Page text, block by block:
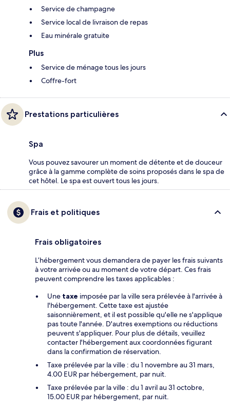
Service de champagne
Service local de livraison de repas
Eau minérale gratuite
Plus
Service de ménage tous les jours
Coffre-fort
Prestations particulières
Spa
Vous pouvez savourer un moment de détente et de douceur
grâce à la gamme complète de soins proposés dans le spa de
cet hôtel. Le spa est ouvert tous les jours.
Frais et politiques
Frais obligatoires
L’hébergement vous demandera de payer les frais suivants
à votre arrivée ou au moment de votre départ. Ces frais
peuvent comprendre les taxes applicables :
Une taxe imposée par la ville sera prélevée à l'arrivée à
l'hébergement. Cette taxe est ajustée
saisonnièrement, et il est possible qu'elle ne s'applique
pas toute l'année. D'autres exemptions ou réductions
peuvent s'appliquer. Pour plus de détails, veuillez
contacter l'hébergement aux coordonnées figurant
dans la confirmation de réservation.
Taxe prélevée par la ville : du 1 novembre au 31 mars,
4.00 EUR par hébergement, par nuit.
Taxe prélevée par la ville : du 1 avril au 31 octobre,
15.00 EUR par hébergement, par nuit.